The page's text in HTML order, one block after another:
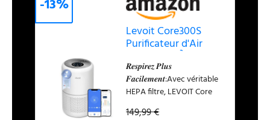
Levoit Core300S
Purificateur d'Air
CADR240m³/h HEPA
Capture contre
Allergie
𝑹𝒆𝒔𝒑𝒊𝒓𝒆𝒛 𝑷𝒍𝒖𝒔
𝑭𝒂𝒄𝒊𝒍𝒆𝒎𝒆𝒏𝒕:Avec véritable
HEPA filtre, LEVOIT Core
149,99 €
-13%